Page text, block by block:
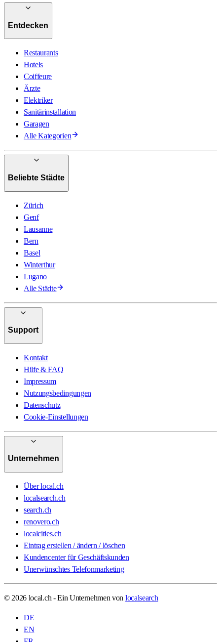
Entdecken
Restaurants
Hotels
Coiffeure
Ärzte
Elektriker
Sanitärinstallation
Garagen
Alle Kategorien
Beliebte Städte
Zürich
Genf
Lausanne
Bern
Basel
Winterthur
Lugano
Alle Städte
Support
Kontakt
Hilfe & FAQ
Impressum
Nutzungsbedingungen
Datenschutz
Cookie-Einstellungen
Unternehmen
Über local.ch
localsearch.ch
search.ch
renovero.ch
localcities.ch
Eintrag erstellen / ändern / löschen
Kundencenter für Geschäftskunden
Unerwünschtes Telefonmarketing
© 2026 local.ch - Ein Unternehmen von localsearch
DE
EN